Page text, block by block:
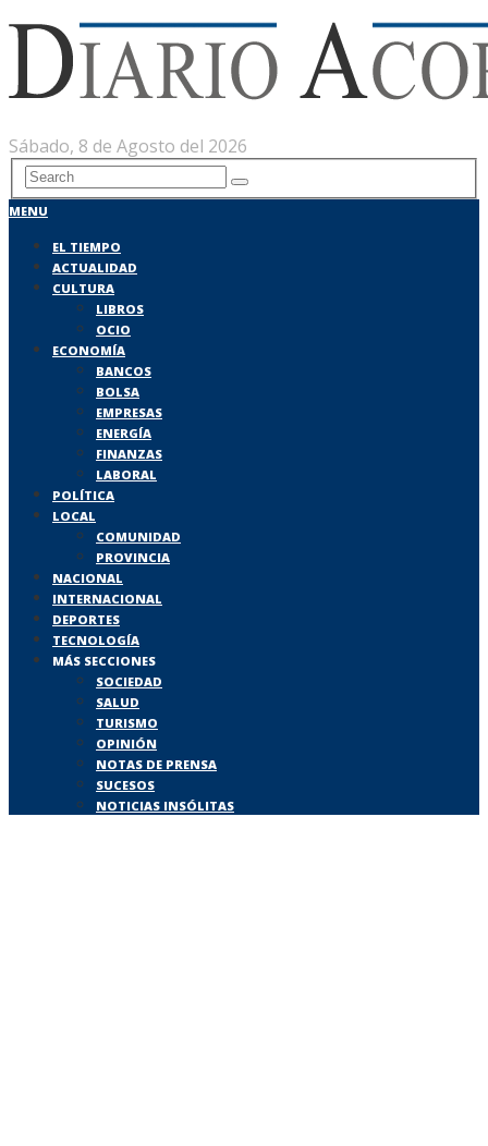
Sábado, 8 de Agosto del 2026
MENU
EL TIEMPO
ACTUALIDAD
CULTURA
LIBROS
OCIO
ECONOMÍA
BANCOS
BOLSA
EMPRESAS
ENERGÍA
FINANZAS
LABORAL
POLÍTICA
LOCAL
COMUNIDAD
PROVINCIA
NACIONAL
INTERNACIONAL
DEPORTES
TECNOLOGÍA
MÁS SECCIONES
SOCIEDAD
SALUD
TURISMO
OPINIÓN
NOTAS DE PRENSA
SUCESOS
NOTICIAS INSÓLITAS